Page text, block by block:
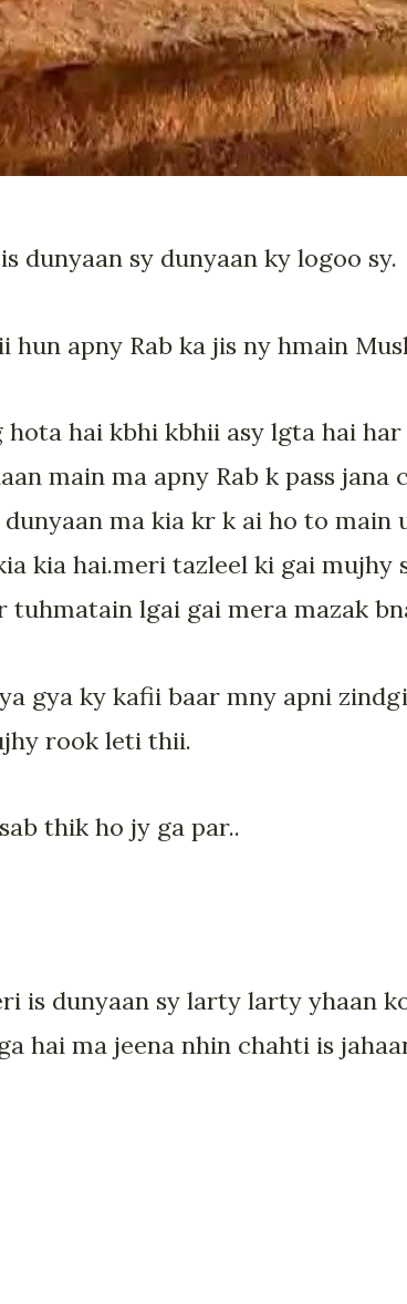
dunyaan sy dunyaan ky logoo sy.
hun apny Rab ka jis ny hmain
hai kbhi kbhii asy lgta hai
main ma apny Rab k pass
ma kia kr k ai ho to main
kia hai.meri tazleel ki gai mujhy
tuhmatain lgai gai mera mazak
gya ky kafii baar mny apni
rook leti thii.
thik ho jy ga par..
is dunyaan sy larty larty yhaan
hai ma jeena nhin chahti is